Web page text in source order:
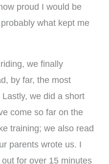
proud I would be
what kept me
we finally
by far, the most
we did a short
come so far on the
training; we also read
parents wrote us. I
for over 15 minutes